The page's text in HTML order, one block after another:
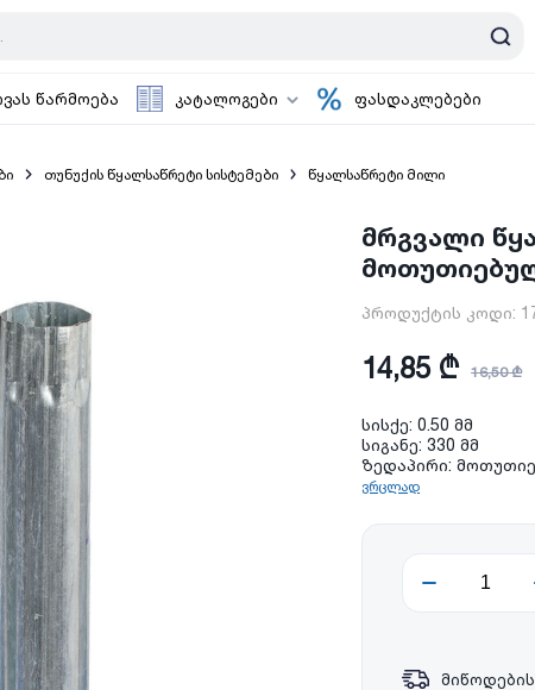
წარმოება კატალოგები ფასდაკლებები
თუნუქის წყალსაწრეტი სისტემები წყალსაწრეტი მილი
მრგვალი
პროდუქტის კოდი:
14,85 ₾ 16,50 ₾
სისქე: 0.50 მმ
სიგანე: 330 მმ
ზედაპირი:
ვრცლად